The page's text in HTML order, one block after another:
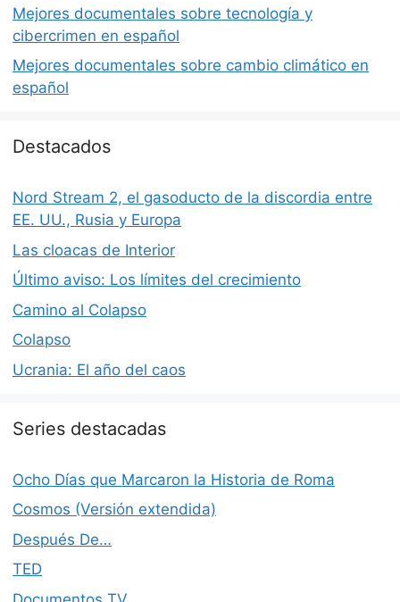
Mejores documentales sobre tecnología y
cibercrimen en español
Mejores documentales sobre cambio climático en
español
Destacados
Nord Stream 2, el gasoducto de la discordia entre
EE. UU., Rusia y Europa
Las cloacas de Interior
Último aviso: Los límites del crecimiento
Camino al Colapso
Colapso
Ucrania: El año del caos
Series destacadas
Ocho Días que Marcaron la Historia de Roma
Cosmos (Versión extendida)
Después De…
TED